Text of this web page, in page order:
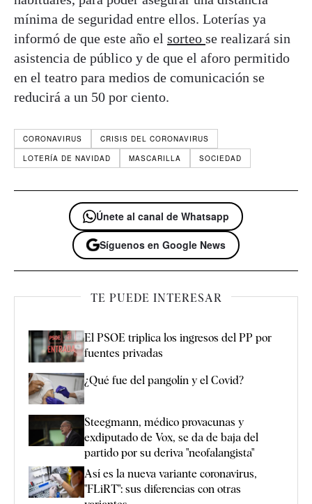
mínima de seguridad entre ellos. Loterías ya
informó de que este año el sorteo se realizará sin
asistencia de público y de que el aforo permitido
en el teatro para medios de comunicación se
reducirá a un 50 por ciento.
CORONAVIRUS
CRISIS DEL CORONAVIRUS
LOTERÍA DE NAVIDAD
MASCARILLA SOCIEDAD
Únete al canal de Whatsapp
Síguenos en Google News
TE PUEDE INTERESAR
El PSOE triplica los ingresos del PP por
fuentes privadas
¿Qué fue del pangolín y el Covid?
Steegmann, médico provacunas y
exdiputado de Vox, se da de baja del
partido por su deriva "neofalangista"
Así es la nueva variante coronavirus,
"FLiRT": sus diferencias con otras